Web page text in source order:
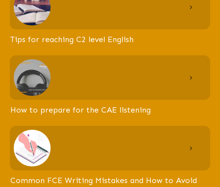
Tips for reaching C2 level English
How to prepare for the CAE listening
Common FCE Writing Mistakes and How to Avoid